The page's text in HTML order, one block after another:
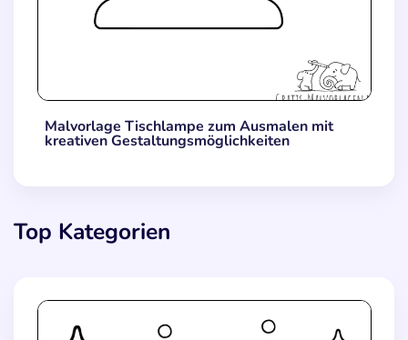
Malvorlage Tischlampe zum Ausmalen mit
kreativen Gestaltungsmöglichkeiten
Top Kategorien